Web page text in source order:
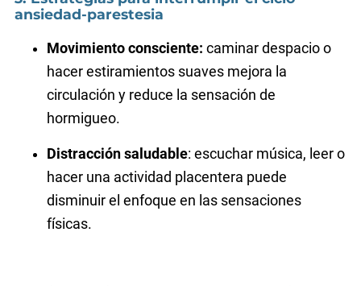
ansiedad-parestesia
Movimiento consciente: caminar despacio o
hacer estiramientos suaves mejora la
circulación y reduce la sensación de
hormigueo.
Distracción saludable: escuchar música, leer o
hacer una actividad placentera puede
disminuir el enfoque en las sensaciones
físicas.